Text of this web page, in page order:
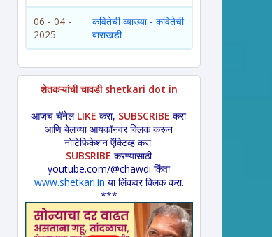
लावणी * अंगाईगीत * शेतकरीगीत * ललीत लेख * कथा *
06 - 04 -
2025
कवितेची व्याख्या - कवितेची
बाराखडी
शेतकऱ्यांची चावडी shetkari dot in
आजच चॅनेल LIKE करा, SUBSCRIBE करा
आणि बेलच्या आयकॉनवर क्लिक करून
नोटिफिकेशन ऍक्टिव्ह करा.
SUBSRIBE करण्यासाठी
youtube.com/@chawdi किंवा
www.shetkari.in या लिंकवर क्लिक करा.
***